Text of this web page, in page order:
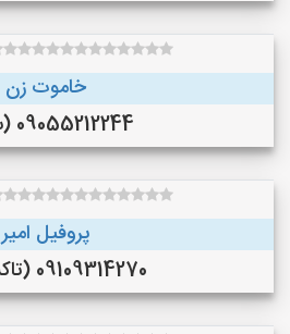
خاموت زن
09055212244 (سقز )
پروفیل امیر
09109314270 (تاکستان )